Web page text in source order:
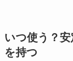
いつ使う？
を持つ